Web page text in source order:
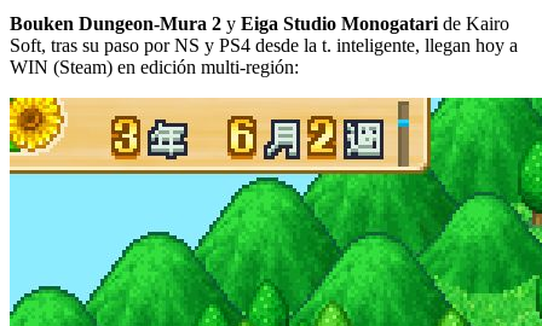
Bouken Dungeon-Mura 2 y Eiga Studio Monogatari de Kairo
Soft, tras su paso por NS y PS4 desde la t. inteligente, llegan hoy a
WIN (Steam) en edición multi-región: